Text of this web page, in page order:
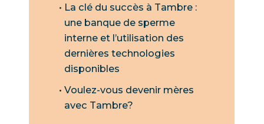
La clé du succès à Tambre :
une banque de sperme
interne et l’utilisation des
dernières technologies
disponibles
Voulez-vous devenir mères
avec Tambre?